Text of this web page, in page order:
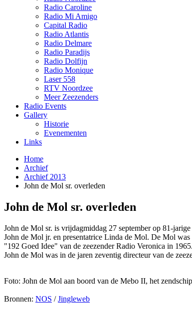
Radio Caroline
Radio Mi Amigo
Capital Radio
Radio Atlantis
Radio Delmare
Radio Paradijs
Radio Dolfijn
Radio Monique
Laser 558
RTV Noordzee
Meer Zeezenders
Radio Events
Gallery
Historie
Evenementen
Links
Home
Archief
Archief 2013
John de Mol sr. overleden
John de Mol sr. overleden
John de Mol sr. is vrijdagmiddag 27 september op 81-
John de Mol jr. en presentatrice Linda de Mol. De Mol
"192 Goed Idee" van de zeezender Radio Veronica in
John de Mol was in de jaren zeventig directeur van de
Foto: John de Mol aan boord van de Mebo II, het
Bronnen: NOS /Jingleweb